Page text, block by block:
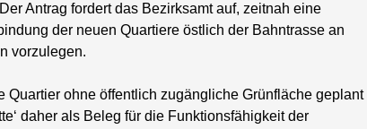
Antrag fordert das Bezirksamt auf, zeitnah eine
der neuen Quartiere östlich der Bahntrasse an
vorzulegen.
ohne öffentlich zugängliche Grünfläche geplant
daher als Beleg für die Funktionsfähigkeit der